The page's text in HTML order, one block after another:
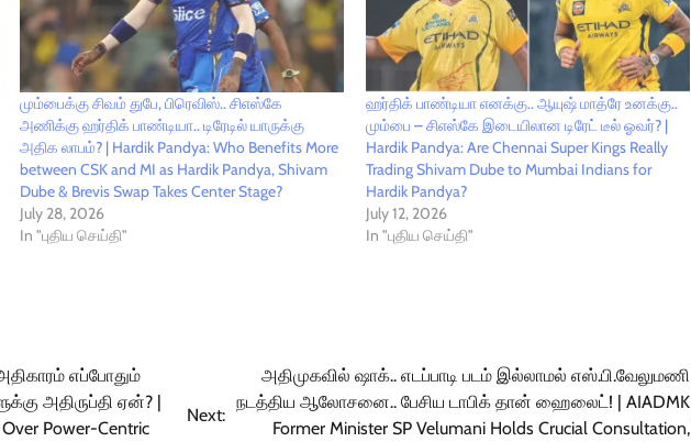
மும்பைக்கு சிவம் துபே, பிரெவிஸ்.. சிஎஸ்கே
அணிக்கு ஹர்திக் பாண்டியா.. டிரேடில் யாருக்கு
அதிக லாபம்? | Hardik Pandya: Who Benefits More
between CSK and MI as Hardik Pandya, Shivam
Dube & Brevis Swap Takes Center Stage?
July 28, 2026
In "புதிய செய்தி"
ஹர்திக் பாண்டியா எனக்கு.. ஆயுஷ் மாத்ரே உனக்கு..
மும்பை – சிஎஸ்கே இடையிலான டிரேட் டீல் ஓவர்? |
Hardik Pandya: Are Chennai Super Kings Really
Trading Shivam Dube to Mumbai Indians for
Hardik Pandya?
July 12, 2026
In "புதிய செய்தி"
எப்போதும்
அதிருப்தி ஏன்? |
Over Power-Centric
Next:
அதிமுகவில் ஷாக்.. எடப்பாடி படம் இல்லாமல் எஸ்.பி.வேலுமணி
நடத்திய ஆலோசனை.. பேசிய டாபிக் தான் ஹைலைட்! | AIADMK
Former Minister SP Velumani Holds Crucial Consultation,